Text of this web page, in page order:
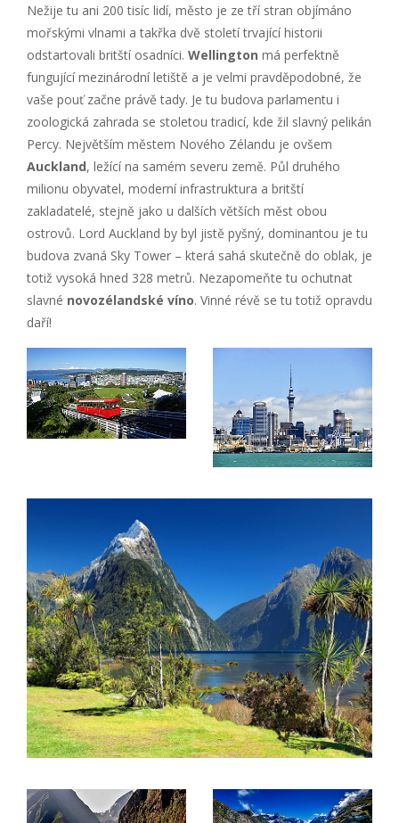
Nežije tu ani 200 tisíc lidí, město je ze tří stran objímáno
mořskými vlnami a takřka dvě století trvající historii
odstartovali britští osadníci. Wellington má perfektně
fungující mezinárodní letiště a je velmi pravděpodobné, že
vaše pouť začne právě tady. Je tu budova parlamentu i
zoologická zahrada se stoletou tradicí, kde žil slavný pelikán
Percy. Největším městem Nového Zélandu je ovšem
Auckland, ležící na samém severu země. Půl druhého
milionu obyvatel, moderní infrastruktura a britští
zakladatelé, stejně jako u dalších větších měst obou
ostrovů. Lord Auckland by byl jistě pyšný, dominantou je tu
budova zvaná Sky Tower – která sahá skutečně do oblak, je
totiž vysoká hned 328 metrů. Nezapomeňte tu ochutnat
slavné novozélandské víno. Vinné révě se tu totiž opravdu
daří!